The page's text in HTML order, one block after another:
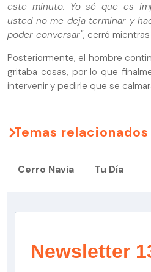
este minuto. Yo sé que es
usted no me deja terminar y
poder conversar", cerró
Posteriormente, el hombre
gritaba cosas, por lo que
intervenir y pedirle que se
Temas relacionados
Cerro Navia Tu Día
Newsletter